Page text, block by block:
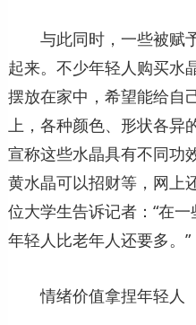
与此同时，一些被赋
起来。不少年轻人购买水
摆放在家中，希望能给自
上，各种颜色、形状各异
宣称这些水晶具有不同功
黄水晶可以招财等，网上
位大学生告诉记者：“在
年轻人比老年人还要多。”
情绪价值拿捏年轻人